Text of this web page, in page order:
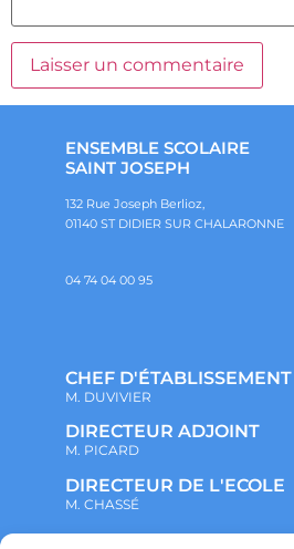
ENSEMBLE SCOLAIRE
SAINT JOSEPH
132 Rue Joseph Berlioz,
01140 ST DIDIER SUR CHALARONNE
04 74 04 00 95
CHEF D'ÉTABLISSEMENT
M. DUVIVIER
DIRECTEUR ADJOINT
M. PICARD
DIRECTEUR DE L'ECOLE
M. CHASSÉ